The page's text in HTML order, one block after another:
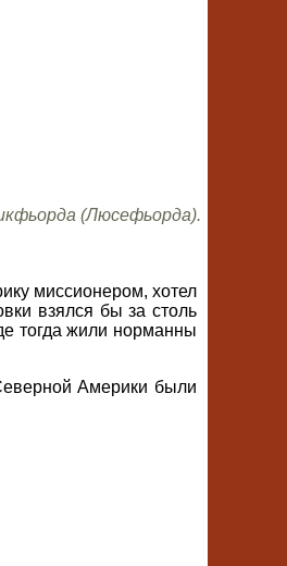
(Люсефьорда).
миссионером, хотел
взялся бы за столь
тогда жили норманны
Америки были